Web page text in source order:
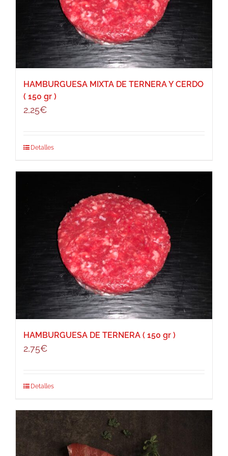
HAMBURGUESA MIXTA DE TERNERA Y CERDO
( 150 gr )
2,25€
Detalles
HAMBURGUESA DE TERNERA ( 150 gr )
2,75€
Detalles